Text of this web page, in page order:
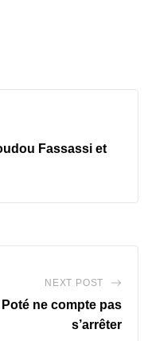
Fassassi et
NEXT POST
ne compte pas
s’arrêter